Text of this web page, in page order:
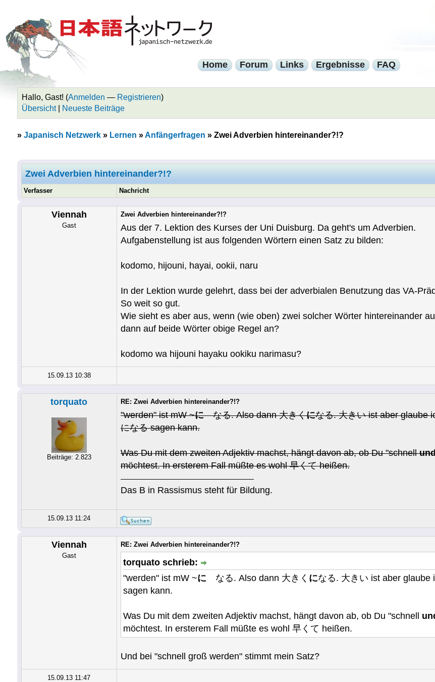
Home Forum Links Ergebnisse FAQ
Hallo, Gast! (Anmelden — Registrieren)
Übersicht| Neueste Beiträge
» Japanisch Netzwerk» Lernen »Anfängerfragen » Zwei Adverbien hintereinander?!?
Zwei Adverbien hintereinander?!?
Verfasser Nachricht
Viennah
Gast
Zwei Adverbien hintereinander?!?
Aus der 7. Lektion des Kurses der Uni Duisburg. Da geht's um Adverbien.
Aufgabenstellung ist aus folgenden Wörtern einen Satz zu bilden:
kodomo, hijouni, hayai, ookii, naru
In der Lektion wurde gelehrt, dass bei der adverbialen Benutzung das VA-
So weit so gut.
Wie sieht es aber aus, wenn (wie oben) zwei solcher Wörter hintereinander
dann auf beide Wörter obige Regel an?
kodomo wa hijouni hayaku ookiku narimasu?
15.09.13 10:38
torquato
Beiträge: 2.823
RE: Zwei Adverbien hintereinander?!?
"werden" ist mW ~になる. Also dann 大きくになる. 大きい ist aber glaube
になる sagen kann.
Was Du mit dem zweiten Adjektiv machst, hängt davon ab, ob Du "schnell
möchtest. In ersterem Fall müßte es wohl 早くて heißen.
Das B in Rassismus steht für Bildung.
15.09.13 11:24
Viennah
Gast
RE: Zwei Adverbien hintereinander?!?
torquato schrieb:
"werden" ist mW ~に なる. Also dann 大きく になる. 大きい ist aber glaube
sagen kann.
Was Du mit dem zweiten Adjektiv machst, hängt davon ab, ob Du "schnell
möchtest. In ersterem Fall müßte es wohl 早くて heißen.
Und bei "schnell groß werden" stimmt mein Satz?
15.09.13 11:47